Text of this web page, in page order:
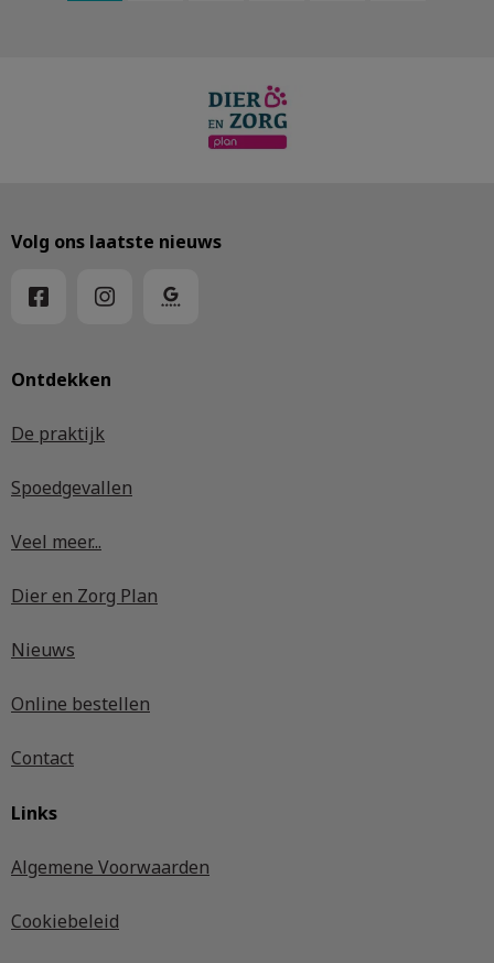
Ontdekken
De praktijk
Spoedgevallen
Veel meer...
Dier en Zorg Plan
Nieuws
Online bestellen
Contact
Links
Algemene Voorwaarden
Cookiebeleid
Volg ons laatste nieuws